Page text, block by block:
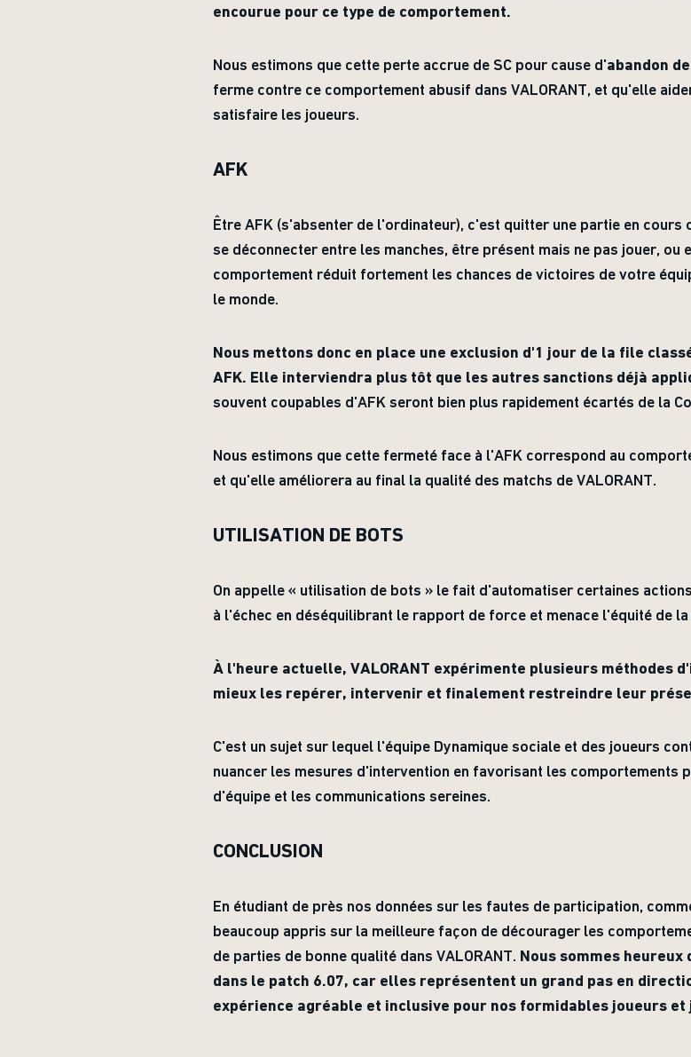
encourue pour ce type de comportement.
Nous estimons que cette perte accrue de SC pour cause d'abandon
ferme contre ce comportement abusif dans VALORANT, et qu'elle
satisfaire les joueurs.
AFK
Être AFK (s'absenter de l'ordinateur), c'est quitter une partie en cours
se déconnecter entre les manches, être présent mais ne pas jouer, ou
comportement réduit fortement les chances de victoires de votre
le monde.
Nous mettons donc en place une exclusion d'1 jour de la file
AFK. Elle interviendra plus tôt que les autres sanctions déjà
souvent coupables d'AFK seront bien plus rapidement écartés de la
Nous estimons que cette fermeté face à l'AFK correspond au
et qu'elle améliorera au final la qualité des matchs de VALORANT.
UTILISATION DE BOTS
On appelle « utilisation de bots » le fait d'automatiser certaines
à l'échec en déséquilibrant le rapport de force et menace l'équité de
À l'heure actuelle, VALORANT expérimente plusieurs méthodes
mieux les repérer, intervenir et finalement restreindre leur
C'est un sujet sur lequel l'équipe Dynamique sociale et des joueurs
nuancer les mesures d'intervention en favorisant les
d'équipe et les communications sereines.
CONCLUSION
En étudiant de près nos données sur les fautes de participation,
beaucoup appris sur la meilleure façon de décourager les
de parties de bonne qualité dans VALORANT. Nous sommes
dans le patch 6.07, car elles représentent un grand pas en
expérience agréable et inclusive pour nos formidables joueurs et